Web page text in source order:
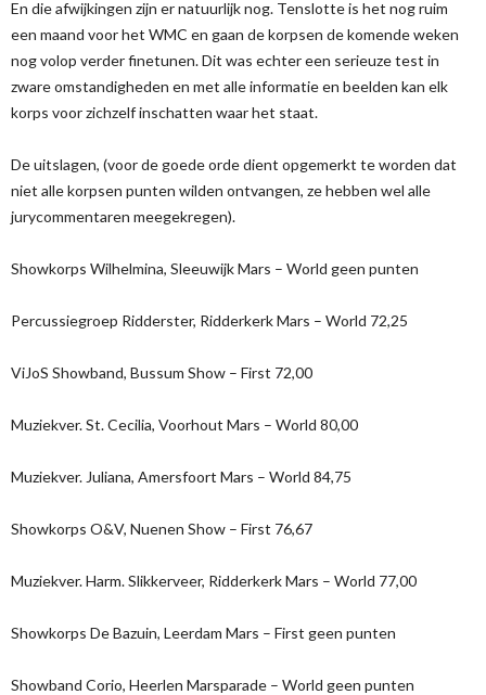
En die afwijkingen zijn er natuurlijk nog. Tenslotte is het nog ruim
een maand voor het WMC en gaan de korpsen de komende weken
nog volop verder finetunen. Dit was echter een serieuze test in
zware omstandigheden en met alle informatie en beelden kan elk
korps voor zichzelf inschatten waar het staat.
De uitslagen, (voor de goede orde dient opgemerkt te worden dat
niet alle korpsen punten wilden ontvangen, ze hebben wel alle
jurycommentaren meegekregen).
Showkorps Wilhelmina, Sleeuwijk Mars – World geen punten
Percussiegroep Ridderster, Ridderkerk Mars – World 72,25
ViJoS Showband, Bussum Show – First 72,00
Muziekver. St. Cecilia, Voorhout Mars – World 80,00
Muziekver. Juliana, Amersfoort Mars – World 84,75
Showkorps O&V, Nuenen Show – First 76,67
Muziekver. Harm. Slikkerveer, Ridderkerk Mars – World 77,00
Showkorps De Bazuin, Leerdam Mars – First geen punten
Showband Corio, Heerlen Marsparade – World geen punten